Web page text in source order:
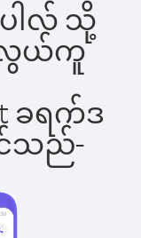
ေါလ် သို့
လွယ်ကူ
ခရက်ဒ
င်သည်-